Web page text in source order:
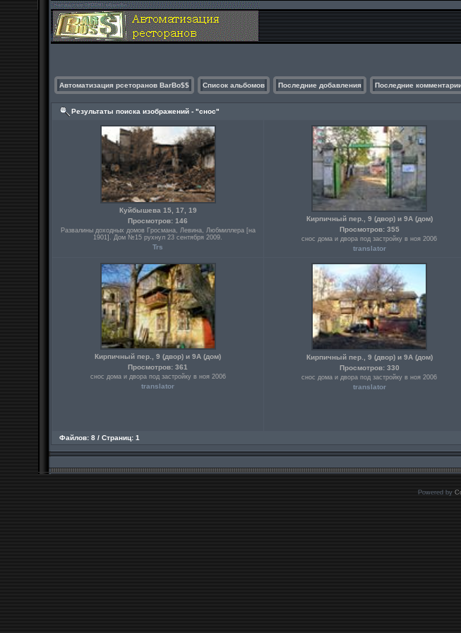
Автоматизация рсеторанов BarBo$$ Список альбомов Последние добавления Последние
Результаты поиска изображений - "снос"
Куйбышева 15, 17, 19
Просмотров: 146
Развалины доходных домов Гросмана, Левина, Любмиллера [на
1901]. Дом №15 рухнул 23 сентября 2009.
Trs
Кирпичный пер., 9 (двор) и 9А (дом)
Просмотров: 355
снос дома и двора под застройку в ноя 2006
translator
Кирпичный пер., 9 (двор) и 9А (дом)
Просмотров: 361
снос дома и двора под застройку в ноя 2006
translator
Кирпичный пер., 9 (двор) и 9А (дом)
Просмотров: 330
снос дома и двора под застройку в ноя 2006
translator
Файлов: 8 / Страниц: 1
Powered by